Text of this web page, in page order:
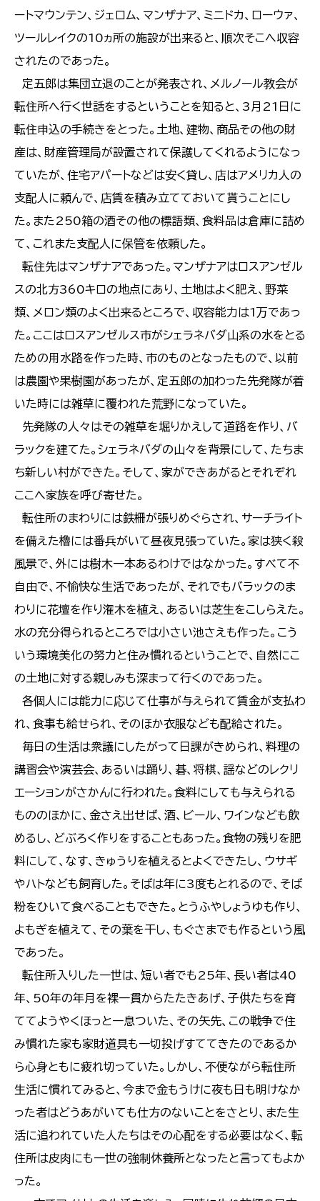
ートマウンテン、ジェロム、マンザナア、ミニドカ、ローウァ、
ツールレイクの10ヵ所の施設が出来ると、順次そこへ収容
されたのであった。
定五郎は集団立退のことが発表され、メルノール教会が
転住所へ行く世話をするということを知ると、3月21日に
転住申込の手続きをとった。土地、建物、商品その他の財
産は、財産管理局が設置されて保護してくれるようになっ
ていたが、住宅アパートなどは安く貸し、店はアメリカ人の
支配人に頼んで、店賃を積み立てておいて貰うことにし
た。また250箱の酒その他の標語類、食料品は倉庫に詰め
て、これまた支配人に保管を依頼した。
転住先はマンザナアであった。マンザナアはロスアンゼル
スの北方360キロの地点にあり、土地はよく肥え、野菜
類、メロン類のよく出来るところで、収容能力は1万であっ
た。ここはロスアンゼルス市がシェラネバダ山系の水をとる
ための用水路を作った時、市のものとなったもので、以前
は農園や果樹園があったが、定五郎の加わった先発隊が着
いた時には雑草に覆われた荒野になっていた。
先発隊の人々はその雑草を堀りかえして道路を作り、バ
ラックを建てた。シェラネバダの山々を背景にして、たちま
ち新しい村ができた。そして、家ができあがるとそれぞれ
ここへ家族を呼び寄せた。
転住所のまわりには鉄柵が張りめぐらされ、サーチライト
を備えた櫓には番兵がいて昼夜見張っていた。家は狭く殺
風景で、外には樹木一本あるわけではなかった。すべて不
自由で、不愉快な生活であったが、それでもバラックのま
わりに花壇を作り潅木を植え、あるいは芝生をこしらえた。
水の充分得られるところでは小さい池さえも作った。こう
いう環境美化の努力と住み慣れるということで、自然にこ
の土地に対する親しみも深まって行くのであった。
各個人には能力に応じて仕事が与えられて賃金が支払わ
れ、食事も給せられ、そのほか衣服なども配給された。
毎日の生活は衆議にしたがって日課がきめられ、料理の
講習会や演芸会、あるいは踊り、碁、将棋、謡などのレクリ
エーションがさかんに行われた。食料にしても与えられる
もののほかに、金さえ出せば、酒、ビール、ワインなども飲
めるし、どぶろく作りをすることもあった。食物の残りを肥
料にして、なす、きゅうりを植えるとよくできたし、ウサギ
やハトなども飼育した。そばは年に3度もとれるので、そば
粉をひいて食べることもできた。とうふやしょうゆも作り、
よもぎを植えて、その葉を干し、もぐさまでも作るという風
であった。
転住所入りした一世は、短い者でも25年、長い者は40
年、50年の年月を裸一貫からたたきあげ、子供たちを育
ててようやくほっと一息ついた、その矢先、この戦争で住
み慣れた家も家財道具も一切投げすててきたのであるか
ら心身ともに疲れ切っていた。しかし、不便ながら転住所
生活に慣れてみると、今まで金もうけに夜も日も明けなか
った者はどうあがいても仕方のないことをさとり、また生
活に追われていた人たちはその心配をする必要はなく、転
住所は皮肉にも一世の強制休養所となったと言ってもよか
った。